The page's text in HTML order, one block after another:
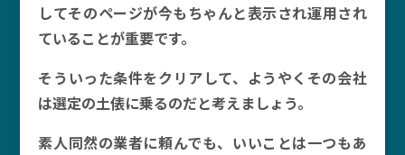
してそのページが今もちゃんと表示され運用され
ていることが重要です。
そういった条件をクリアして、ようやくその会社
は選定の土俵に乗るのだと考えましょう。
素人同然の業者に頼んでも、いいことは一つもあ